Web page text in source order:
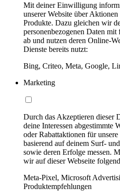
Mit deiner Einwilligung
unserer Website über
Produkte. Dazu gleichen wir
personenbezogenen Daten
ab und nutzen deren Online-
Dienste bereits nutzt:
Bing, Criteo, Meta, Google,
Marketing
Durch das Akzeptieren dieser
deine Interessen abgestimmte
oder Rabattaktionen für
basierend auf deinem Surf-
sowie deren Erfolge messen.
wir auf dieser Webseite
Meta-Pixel, Microsoft
Produktempfehlungen